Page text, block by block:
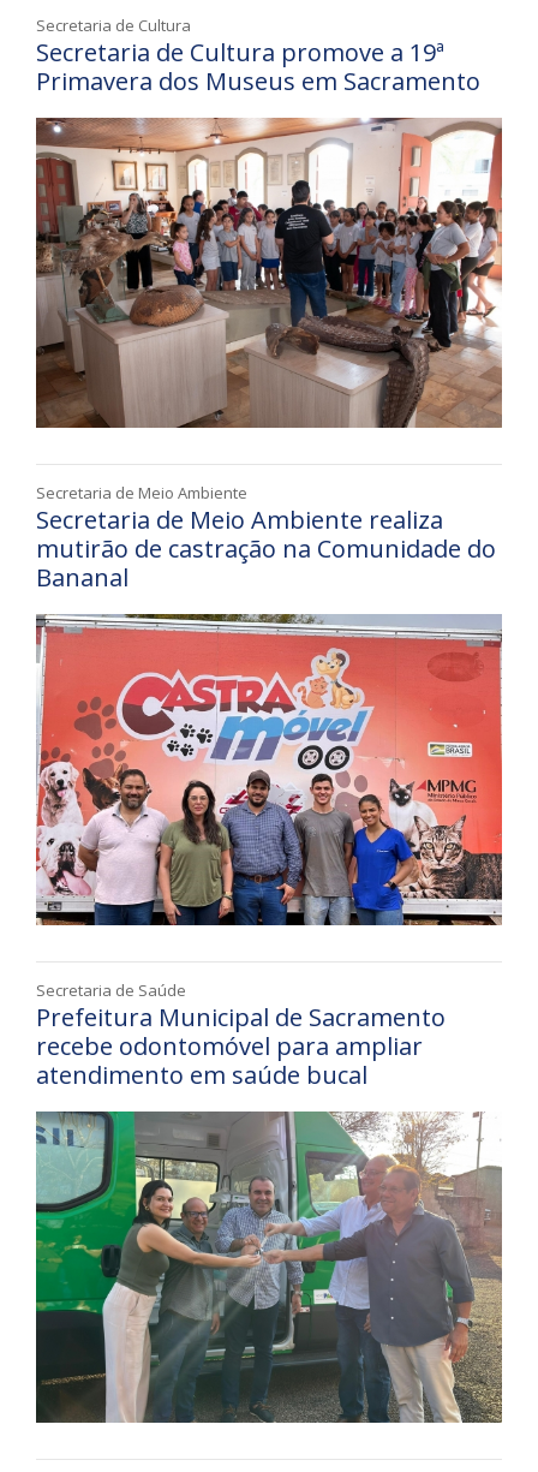
Secretaria de Cultura
Secretaria de Cultura promove a 19ª
Primavera dos Museus em Sacramento
Secretaria de Meio Ambiente
Secretaria de Meio Ambiente realiza
mutirão de castração na Comunidade do
Bananal
Secretaria de Saúde
Prefeitura Municipal de Sacramento
recebe odontomóvel para ampliar
atendimento em saúde bucal